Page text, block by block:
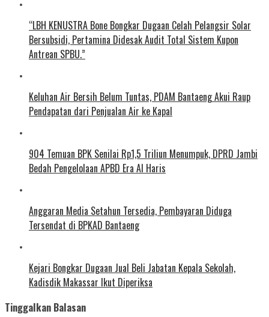
“LBH KENUSTRA Bone Bongkar Dugaan Celah Pelangsir Solar
Bersubsidi, Pertamina Didesak Audit Total Sistem Kupon
Antrean SPBU.”
Keluhan Air Bersih Belum Tuntas, PDAM Bantaeng Akui Raup
Pendapatan dari Penjualan Air ke Kapal
904 Temuan BPK Senilai Rp1,5 Triliun Menumpuk, DPRD Jambi
Bedah Pengelolaan APBD Era Al Haris
Anggaran Media Setahun Tersedia, Pembayaran Diduga
Tersendat di BPKAD Bantaeng
Kejari Bongkar Dugaan Jual Beli Jabatan Kepala Sekolah,
Kadisdik Makassar Ikut Diperiksa
Tinggalkan Balasan